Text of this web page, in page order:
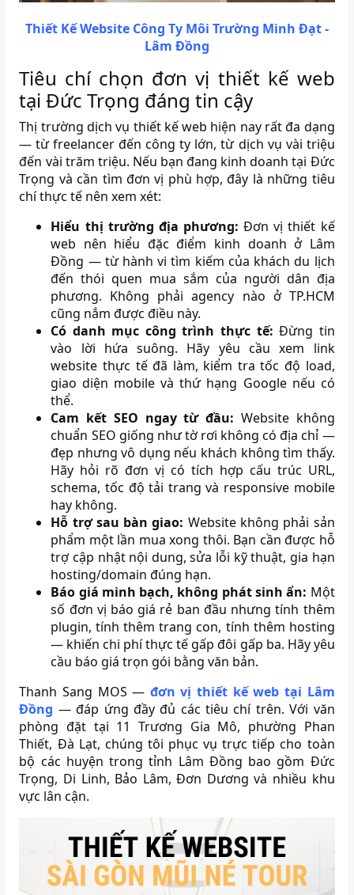
Thiết Kế Website Công Ty Môi Trường Minh Đạt -
Lâm Đồng
Tiêu chí chọn đơn vị thiết kế web
tại Đức Trọng đáng tin cậy
Thị trường dịch vụ thiết kế web hiện nay rất đa dạng
— từ freelancer đến công ty lớn, từ dịch vụ vài triệu
đến vài trăm triệu. Nếu bạn đang kinh doanh tại Đức
Trọng và cần tìm đơn vị phù hợp, đây là những tiêu
chí thực tế nên xem xét:
Hiểu thị trường địa phương: Đơn vị thiết kế
web nên hiểu đặc điểm kinh doanh ở Lâm
Đồng — từ hành vi tìm kiếm của khách du lịch
đến thói quen mua sắm của người dân địa
phương. Không phải agency nào ở TP.HCM
cũng nắm được điều này.
Có danh mục công trình thực tế: Đừng tin
vào lời hứa suông. Hãy yêu cầu xem link
website thực tế đã làm, kiểm tra tốc độ load,
giao diện mobile và thứ hạng Google nếu có
thể.
Cam kết SEO ngay từ đầu: Website không
chuẩn SEO giống như tờ rơi không có địa chỉ —
đẹp nhưng vô dụng nếu khách không tìm thấy.
Hãy hỏi rõ đơn vị có tích hợp cấu trúc URL,
schema, tốc độ tải trang và responsive mobile
hay không.
Hỗ trợ sau bàn giao: Website không phải sản
phẩm một lần mua xong thôi. Bạn cần được hỗ
trợ cập nhật nội dung, sửa lỗi kỹ thuật, gia hạn
hosting/domain đúng hạn.
Báo giá minh bạch, không phát sinh ẩn: Một
số đơn vị báo giá rẻ ban đầu nhưng tính thêm
plugin, tính thêm trang con, tính thêm hosting
— khiến chi phí thực tế gấp đôi gấp ba. Hãy yêu
cầu báo giá trọn gói bằng văn bản.
Thanh Sang MOS — đơn vị thiết kế web tại Lâm
Đồng — đáp ứng đầy đủ các tiêu chí trên. Với văn
phòng đặt tại 11 Trương Gia Mô, phường Phan
Thiết, Đà Lạt, chúng tôi phục vụ trực tiếp cho toàn
bộ các huyện trong tỉnh Lâm Đồng bao gồm Đức
Trọng, Di Linh, Bảo Lâm, Đơn Dương và nhiều khu
vực lân cận.